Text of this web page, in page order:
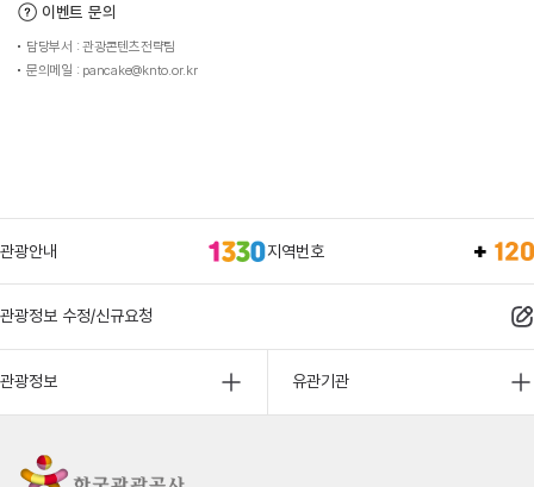
이벤트 문의
담당부서 : 관광콘텐츠전략팀
문의메일 : pancake@knto.or.kr
관광안내 지역번호
관광정보 수정/신규요청
관광정보 유관기관